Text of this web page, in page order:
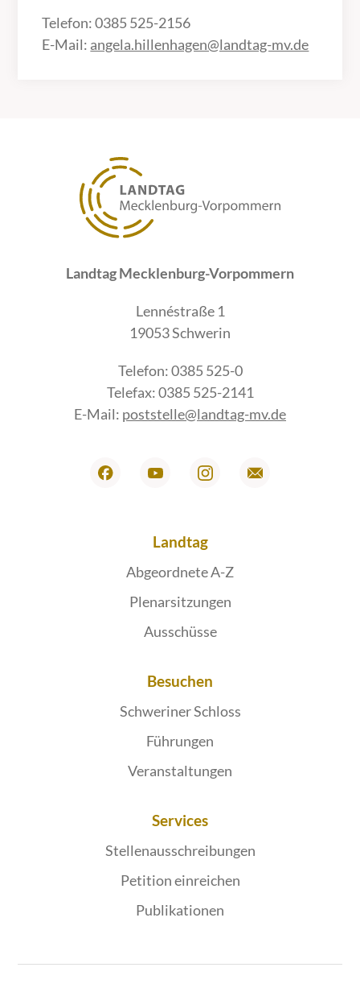
Telefon: 0385 525-2156
E-Mail: angela.hillenhagen@landtag-mv.de
Landtag Mecklenburg-Vorpommern
Lennéstraße 1
19053 Schwerin
Telefon: 0385 525-0
Telefax: 0385 525-2141
E-Mail: poststelle@landtag-mv.de
Landtag
Abgeordnete A-Z
Plenarsitzungen
Ausschüsse
Besuchen
Schweriner Schloss
Führungen
Veranstaltungen
Services
Stellenausschreibungen
Petition einreichen
Publikationen